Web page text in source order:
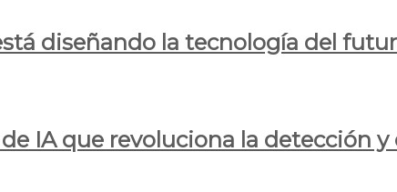
diseñando la tecnología del
IA que revoluciona la detección